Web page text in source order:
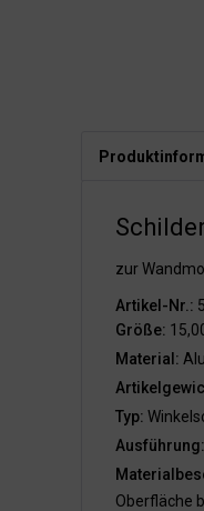
zur
Artikel-Nr.:
Größe:
Material:
Typ:
Ausführung:
Oberfläche